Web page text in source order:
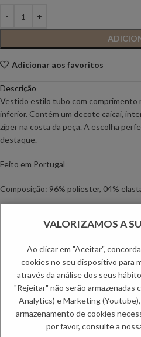
Adicionar aos favoritos
Descrição
Vestido estilo tubo com comprimento
inferior. Contém um decote caicai,
zíper na costa da peça. A escolha
destaque.
Feito em Portugal
Composição: 96% poliester, 04%
Informação adicional
Métodos de Pagamento
Trocas e Devoluções
Categoria:Mulher
PRODUTOS
VALORIZAMOS A
Ao clicar em "Aceitar",
cookies no seu dispositivo para
através da análise dos seus
"Rejeitar" não serão
Analytics) e Marketing
armazenamento de cookies
por favor, consulte a